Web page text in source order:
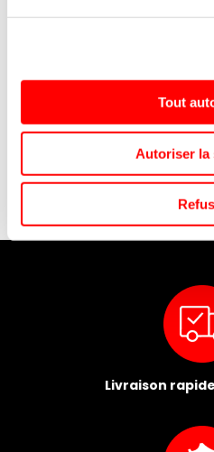
Tout
Autoriser la
BUBBL FRIZZY PAZZY
COLORE LANGUE BTE/50
Livraison